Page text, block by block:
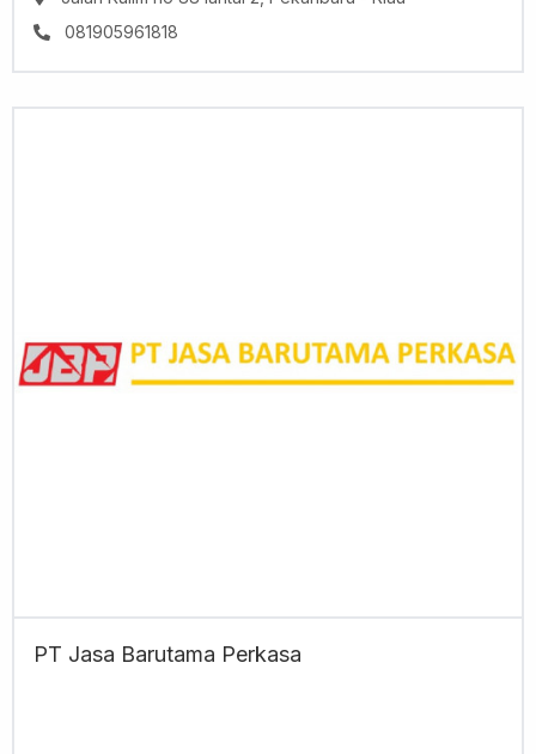
081905961818
PT Jasa Barutama Perkasa